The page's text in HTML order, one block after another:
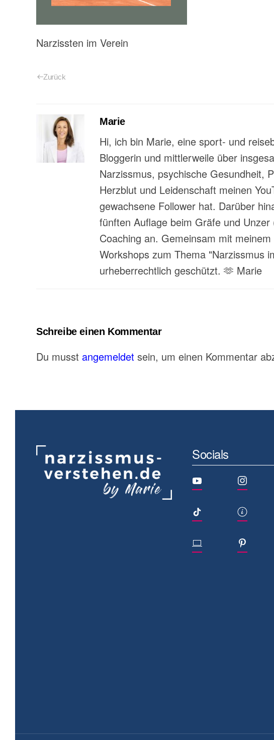
Narzissten im Verein
Zurück
Marie
Hi, ich bin Marie, eine sport- und
Bloggerin und mittlerweile über
Narzissmus, psychische Gesundheit,
Herzblut und Leidenschaft meinen
gewachsene Follower hat. Darüber
fünften Auflage beim Gräfe und
Coaching an. Gemeinsam mit
Workshops zum Thema "Narzissmus
urheberrechtlich geschützt. 🫶 Marie
Schreibe einen Kommentar
Du musst angemeldet sein, um einen Kommentar
Socials